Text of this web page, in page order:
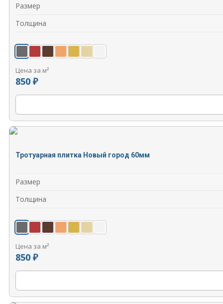
Размер
Толщина
Цена за м²
850 ₽
Тротуарная плитка Новый город 60мм
Размер
Толщина
Цена за м²
850 ₽